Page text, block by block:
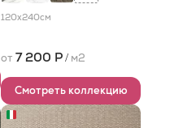
120x240см
от 7 200 Р/ м2
Смотреть коллекцию